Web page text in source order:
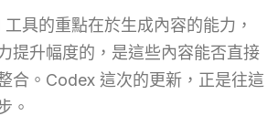
具的重點在於生成內容的能力，
提升幅度的，是這些內容能否直接
合。Codex 這次的更新，正是往這
。